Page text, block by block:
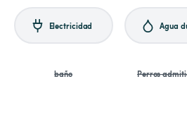
Electricidad Agua
baño Perros